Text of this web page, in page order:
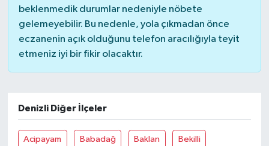
beklenmedik durumlar nedeniyle nöbete
gelemeyebilir. Bu nedenle, yola çıkmadan önce
eczanenin açık olduğunu telefon aracılığıyla teyit
etmeniz iyi bir fikir olacaktır.
Denizli Diğer İlçeler
Acipayam Babadağ Baklan Bekilli